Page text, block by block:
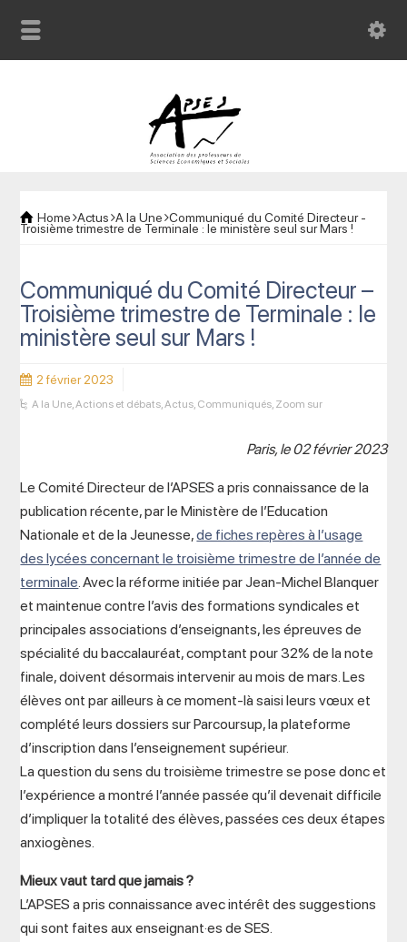
Home Actus A la Une Communiqué du Comité Directeur -
Troisième trimestre de Terminale : le ministère seul sur Mars !
Communiqué du Comité Directeur –
Troisième trimestre de Terminale : le
ministère seul sur Mars !
2 février 2023
A la Une,Actions et débats,Actus, Communiqués, Zoom sur
Paris, le 02 février 2023
Le Comité Directeur de l’APSES a pris connaissance de la
publication récente, par le Ministère de l’Education
Nationale et de la Jeunesse,de fiches repères à l’usage
des lycées concernant le troisième trimestre de l’année de
terminale. Avec la réforme initiée par Jean-Michel Blanquer
et maintenue contre l’avis des formations syndicales et
principales associations d’enseignants, les épreuves de
spécialité du baccalauréat, comptant pour 32% de la note
finale, doivent désormais intervenir au mois de mars. Les
élèves ont par ailleurs à ce moment-là saisi leurs vœux et
complété leurs dossiers sur Parcoursup, la plateforme
d’inscription dans l’enseignement supérieur.
La question du sens du troisième trimestre se pose donc et
l’expérience a montré l’année passée qu’il devenait difficile
d’impliquer la totalité des élèves, passées ces deux étapes
anxiogènes.
Mieux vaut tard que jamais ?
L’APSES a pris connaissance avec intérêt des suggestions
qui sont faites aux enseignant·es de SES.